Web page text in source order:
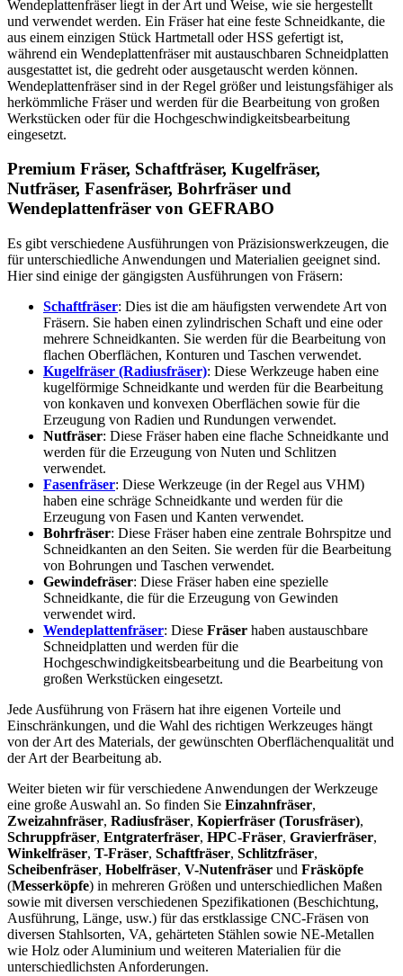
Wendeplattenfräser liegt in der Art und Weise, wie sie hergestellt
und verwendet werden. Ein Fräser hat eine feste Schneidkante, die
aus einem einzigen Stück Hartmetall oder HSS gefertigt ist,
während ein Wendeplattenfräser mit austauschbaren Schneidplatten
ausgestattet ist, die gedreht oder ausgetauscht werden können.
Wendeplattenfräser sind in der Regel größer und leistungsfähiger als
herkömmliche Fräser und werden für die Bearbeitung von großen
Werkstücken oder für die Hochgeschwindigkeitsbearbeitung
eingesetzt.
Premium Fräser, Schaftfräser, Kugelfräser,
Nutfräser, Fasenfräser, Bohrfräser und
Wendeplattenfräser von GEFRABO
Es gibt verschiedene Ausführungen von Präzisionswerkzeugen, die
für unterschiedliche Anwendungen und Materialien geeignet sind.
Hier sind einige der gängigsten Ausführungen von Fräsern:
Schaftfräser: Dies ist die am häufigsten verwendete Art von
Fräsern. Sie haben einen zylindrischen Schaft und eine oder
mehrere Schneidkanten. Sie werden für die Bearbeitung von
flachen Oberflächen, Konturen und Taschen verwendet.
Kugelfräser (Radiusfräser): Diese Werkzeuge haben eine
kugelförmige Schneidkante und werden für die Bearbeitung
von konkaven und konvexen Oberflächen sowie für die
Erzeugung von Radien und Rundungen verwendet.
Nutfräser: Diese Fräser haben eine flache Schneidkante und
werden für die Erzeugung von Nuten und Schlitzen
verwendet.
Fasenfräser: Diese Werkzeuge (in der Regel aus VHM)
haben eine schräge Schneidkante und werden für die
Erzeugung von Fasen und Kanten verwendet.
Bohrfräser: Diese Fräser haben eine zentrale Bohrspitze und
Schneidkanten an den Seiten. Sie werden für die Bearbeitung
von Bohrungen und Taschen verwendet.
Gewindefräser: Diese Fräser haben eine spezielle
Schneidkante, die für die Erzeugung von Gewinden
verwendet wird.
Wendeplattenfräser: Diese Fräser haben austauschbare
Schneidplatten und werden für die
Hochgeschwindigkeitsbearbeitung und die Bearbeitung von
großen Werkstücken eingesetzt.
Jede Ausführung von Fräsern hat ihre eigenen Vorteile und
Einschränkungen, und die Wahl des richtigen Werkzeuges hängt
von der Art des Materials, der gewünschten Oberflächenqualität und
der Art der Bearbeitung ab.
Weiter bieten wir für verschiedene Anwendungen der Werkzeuge
eine große Auswahl an. So finden Sie Einzahnfräser,
Zweizahnfräser, Radiusfräser, Kopierfräser (Torusfräser),
Schruppfräser, Entgraterfräser, HPC-Fräser, Gravierfräser,
Winkelfräser, T-Fräser, Schaftfräser, Schlitzfräser,
Scheibenfräser, Hobelfräser, V-Nutenfräser und Fräsköpfe
(Messerköpfe) in mehreren Größen und unterschiedlichen Maßen
sowie mit diversen verschiedenen Spezifikationen (Beschichtung,
Ausführung, Länge, usw.) für das erstklassige CNC-Fräsen von
diversen Stahlsorten, VA, gehärteten Stählen sowie NE-Metallen
wie Holz oder Aluminium und weiteren Materialien für die
unterschiedlichsten Anforderungen.